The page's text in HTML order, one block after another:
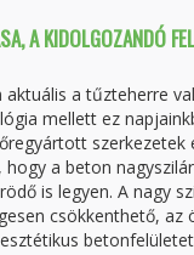
A KIDOLGOZANDÓ
aktuális a tűzteherre
mellett ez
szerkezetek
a beton
is legyen. A nagy
csökkenthető,